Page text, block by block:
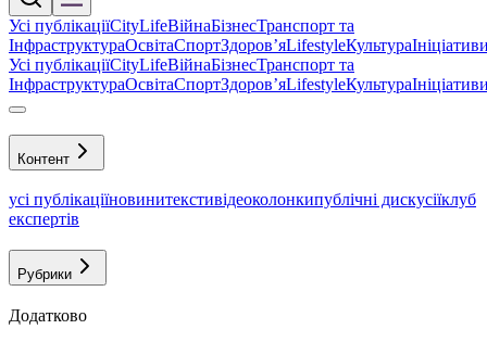
Усі публікаціїCityLifeВійнаБізнесТранспорт та
ІнфраструктураОсвітаСпортЗдоровʼяLifestyleКультура
Усі публікаціїCityLifeВійнаБізнесТранспорт та
ІнфраструктураОсвітаСпортЗдоровʼяLifestyleКультура
Контент
усі публікаціїновинитекстивідеоколонкипублічні дискусіїклуб
експертів
Рубрики
Додатково